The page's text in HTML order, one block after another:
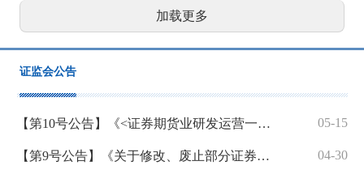
加载更多
证监会公告
【第10号公告】《<证券期货业研发运营一体化体系建设指南>等4项行业标准》 05-15
【第9号公告】《关于修改、废止部分证券期货规范性文件的决定》 04-30